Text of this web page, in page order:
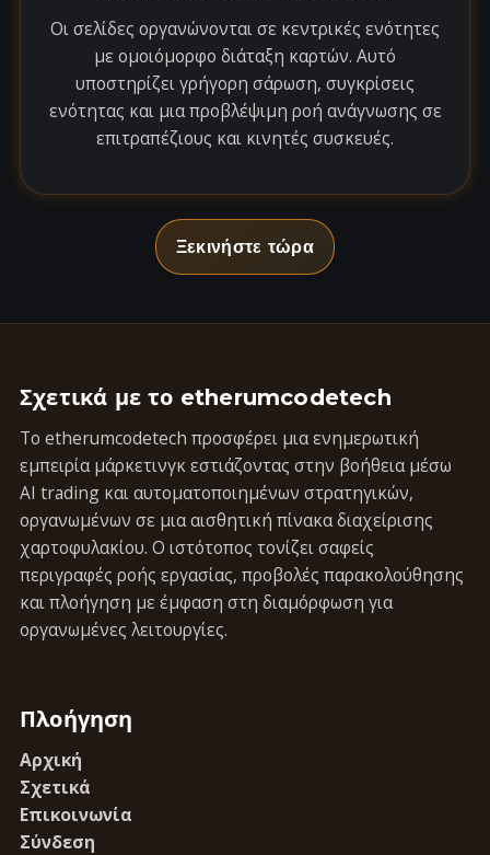
Οι σελίδες οργανώνονται σε κεντρικές ενότητες
με ομοιόμορφο διάταξη καρτών. Αυτό
υποστηρίζει γρήγορη σάρωση, συγκρίσεις
ενότητας και μια προβλέψιμη ροή ανάγνωσης σε
επιτραπέζιους και κινητές συσκευές.
Ξεκινήστε τώρα
Σχετικά με το etherumcodetech
Το etherumcodetech προσφέρει μια ενημερωτική
εμπειρία μάρκετινγκ εστιάζοντας στην βοήθεια μέσω
AI trading και αυτοματοποιημένων στρατηγικών,
οργανωμένων σε μια αισθητική πίνακα διαχείρισης
χαρτοφυλακίου. Ο ιστότοπος τονίζει σαφείς
περιγραφές ροής εργασίας, προβολές παρακολούθησης
και πλοήγηση με έμφαση στη διαμόρφωση για
οργανωμένες λειτουργίες.
Πλοήγηση
Αρχική
Σχετικά
Επικοινωνία
Σύνδεση